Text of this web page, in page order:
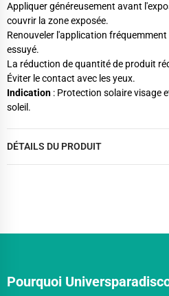
Appliquer généreusement avant
couvrir la zone exposée.
Renouveler l'application
essuyé.
La réduction de quantité de produit
Éviter le contact avec les yeux.
Indication : Protection solaire visage
soleil.
DÉTAILS DU PRODUIT
Pourquoi